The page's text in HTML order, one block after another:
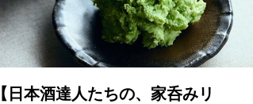
【日本酒達人たちの、家呑みリ